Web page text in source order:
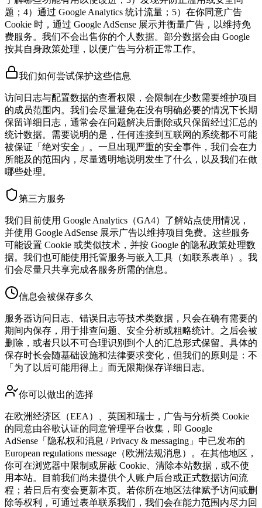
题；4）通过 Google Analytics 统计流量；5）在你同意广告
Cookie 时，通过 Google AdSense 展示并衡量广告，以维持免
费服务。我们不会出售你的个人数据。部分数据会由 Google
按其自身政策处理，以便广告与分析正常工作。
我们如何尝试保护这些信息
访问日志与配置数据的查看权限，会限制在少数需要维护项目
的成员范围内。我们会尽量避免在没有明确必要的情况下长期
保留详细日志，通常会在问题解决后删除或只保留经过汇总的
统计数据。需要说明的是，任何连接到互联网的系统都不可能
被保证「绝对安全」。一旦出现严重的安全事件，我们会在力
所能及的范围内，尽量透明地说明发生了什么，以及我们在做
哪些处理。
第三方服务
我们目前使用 Google Analytics（GA4）了解站点使用情况，
并使用 Google AdSense 展示广告以维持项目免费。这些服务
可能设置 Cookie 或类似技术，并按 Google 的隐私政策处理数
据。我们也可能使用托管服务与嵌入工具（如联系表单）。我
们会尽量只共享完成各服务所需的信息。
信息会被保存多久
服务器访问日志、错误日志等技术类数据，只会在确有需要的
期间内保存，用于排查问题、安全分析或粗略统计。之后会被
删除，或者只以不可合理识别到个人的汇总形式保留。具体的
保存时长会随基础设施和法律要求变化，但我们的原则是：不
「为了以后可能用得上」而无限期保存详细日志。
你可以做出的选择
在欧洲经济区（EEA）、英国和瑞士，广告与分析类 Cookie
的同意由谷歌认证的同意管理平台收集，即 Google
AdSense「隐私权和消息 / Privacy & messaging」中已发布的
European regulations message（欧洲法规消息）。在其他地区，
你可在浏览器中限制或屏蔽 Cookie、清除本站数据，或不使
用本站。目前我们尚未提供个人账户后台或正式数据访问流
程；若日后有变会更新本页。若你所在地区法律赋予访问或删
除等权利，可通过表单联系我们，我们会在能力范围内尽力回